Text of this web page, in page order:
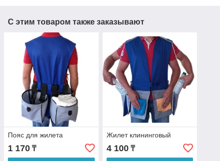
С этим товаром также заказывают
Пояс для жилета
1 170 ₸
Жилет клининговый
4 100₸